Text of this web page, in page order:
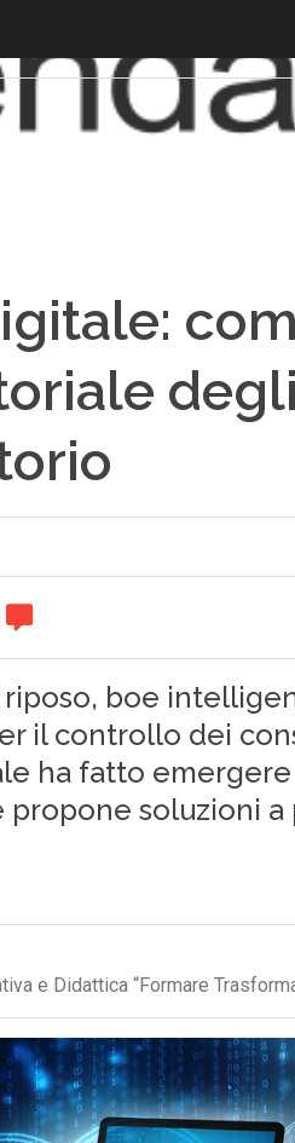
boe
il controllo dei
ha fatto emergere
soluzioni a
e Didattica “Formare